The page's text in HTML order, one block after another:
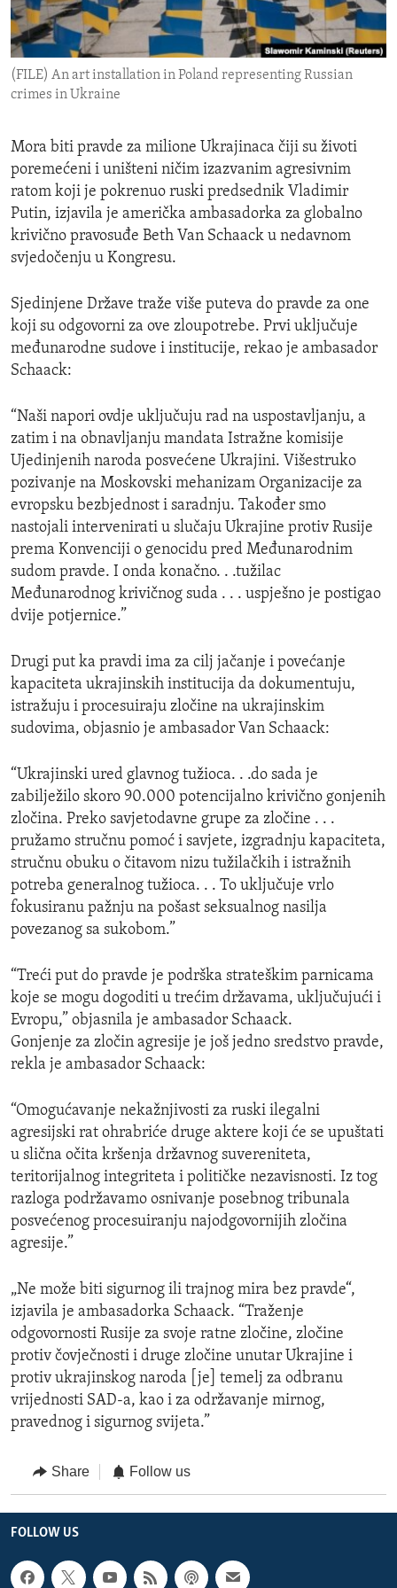
ENVIRONMENT AND HEALTH
IDEALS AND INSTITUTIONS
(FILE) An art installation in Poland representing Russian
crimes in Ukraine
Mora biti pravde za milione Ukrajinaca čiji su životi
poremećeni i uništeni ničim izazvanim agresivnim
ratom koji je pokrenuo ruski predsednik Vladimir
Putin, izjavila je američka ambasadorka za globalno
krivično pravosuđe Beth Van Schaack u nedavnom
svjedočenju u Kongresu.
Sjedinjene Države traže više puteva do pravde za one
koji su odgovorni za ove zloupotrebe. Prvi uključuje
međunarodne sudove i institucije, rekao je ambasador
Schaack:
“Naši napori ovdje uključuju rad na uspostavljanju, a
zatim i na obnavljanju mandata Istražne komisije
Ujedinjenih naroda posvećene Ukrajini. Višestruko
pozivanje na Moskovski mehanizam Organizacije za
evropsku bezbjednost i saradnju. Također smo
nastojali intervenirati u slučaju Ukrajine protiv Rusije
prema Konvenciji o genocidu pred Međunarodnim
sudom pravde. I onda konačno. . .tužilac
Međunarodnog krivičnog suda . . . uspješno je postigao
dvije potjernice.”
Drugi put ka pravdi ima za cilj jačanje i povećanje
kapaciteta ukrajinskih institucija da dokumentuju,
istražuju i procesuiraju zločine na ukrajinskim
sudovima, objasnio je ambasador Van Schaack:
“Ukrajinski ured glavnog tužioca. . .do sada je
zabilježilo skoro 90.000 potencijalno krivično gonjenih
zločina. Preko savjetodavne grupe za zločine . . .
pružamo stručnu pomoć i savjete, izgradnju kapaciteta,
stručnu obuku o čitavom nizu tužilačkih i istražnih
potreba generalnog tužioca. . . To uključuje vrlo
fokusiranu pažnju na pošast seksualnog nasilja
povezanog sa sukobom.”
“Treći put do pravde je podrška strateškim parnicama
koje se mogu dogoditi u trećim državama, uključujući i
Evropu,” objasnila je ambasador Schaack.
Gonjenje za zločin agresije je još jedno sredstvo pravde,
rekla je ambasador Schaack:
“Omogućavanje nekažnjivosti za ruski ilegalni
agresijski rat ohrabriće druge aktere koji će se upuštati
u slična očita kršenja državnog suvereniteta,
teritorijalnog integriteta i političke nezavisnosti. Iz tog
razloga podržavamo osnivanje posebnog tribunala
posvećenog procesuiranju najodgovornijih zločina
agresije.”
„Ne može biti sigurnog ili trajnog mira bez pravde“,
izjavila je ambasadorka Schaack. “Traženje
odgovornosti Rusije za svoje ratne zločine, zločine
protiv čovječnosti i druge zločine unutar Ukrajine i
protiv ukrajinskog naroda [je] temelj za odbranu
vrijednosti SAD-a, kao i za održavanje mirnog,
pravednog i sigurnog svijeta.”
Share Follow us
FOLLOW US